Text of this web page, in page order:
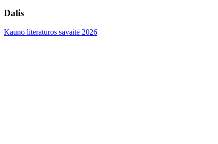
Dalis
Kauno literatūros savaitė 2026